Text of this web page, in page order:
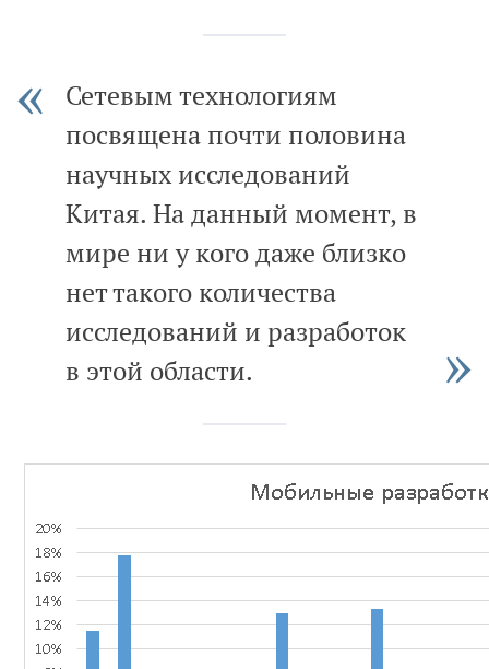
Сетевым технологиям
посвящена почти половина
научных исследований
Китая. На данный момент, в
мире ни у кого даже близко
нет такого количества
исследований и разработок
в этой области.